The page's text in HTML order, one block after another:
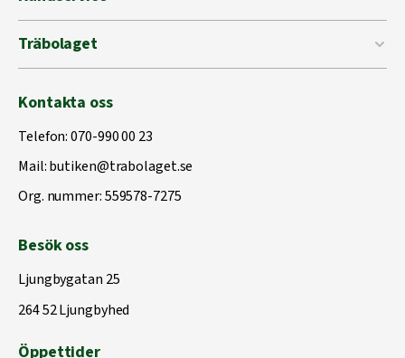
Träbolaget
Kontakta oss
Telefon:070-990 00 23
Mail:butiken@trabolaget.se
Org. nummer: 559578-7275
Besök oss
Ljungbygatan 25
264 52 Ljungbyhed
Öppettider